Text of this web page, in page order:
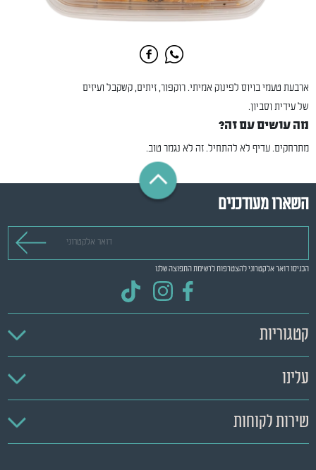
ארבעת טעמי בויוס לפינוק אמיתי. רוקפור, זיתים, קשקבל ועיזים
של עידית וסביון.
מה עושים עם זה?
מתרחקים. עדיף לא להתחיל. זה לא נגמר טוב.
השארו מעודכנים
הכניסו דואר אלקטרוני להצטרפות לרשימת התפוצה שלנו
קטגוריות
עלינו
שירות לקוחות